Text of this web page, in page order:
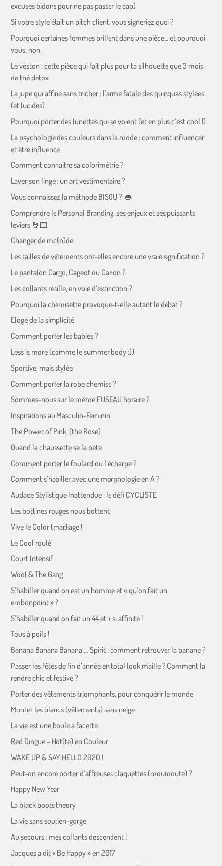
excuses bidons pour ne pas passer le cap)
Si votre style était un pitch client, vous signeriez quoi ?
Pourquoi certaines femmes brillent dans une pièce… et pourquoi
vous, non.
Le veston : cette pièce qui fait plus pour ta silhouette que 3 mois
de thé detox
La jupe qui affine sans tricher : l’arme fatale des quinquas stylées
(et lucides)
Pourquoi porter des lunettes qui se voient (et en plus c’est cool !)
La psychologie des couleurs dans la mode : comment influencer
et être influencé
Comment connaitre sa colorimétrie ?
Laver son linge : un art vestimentaire ?
Vous connaissez la méthode BISOU ? 👄
Comprendre le Personal Branding, ses enjeux et ses puissants
leviers 🤘🏻
Changer de mo(n)de
Les tailles de vêtements ont-elles encore une vraie signification ?
Le pantalon Cargo, Cageot ou Canon ?
Les collants résille, en voie d’extinction ?
Pourquoi la chemisette provoque-t-elle autant le débat ?
Eloge de la simplicité
Comment porter les babies ?
Less is more (comme le summer body :))
Sportive, mais stylée
Comment porter la robe chemise ?
Sommes-nous sur le même FUSEAU horaire ?
Inspirations au Masculin-Féminin
The Power of Pink, (the Rose)
Quand la chaussette se la pète
Comment porter le foulard ou l’écharpe ?
Comment s’habiller avec une morphologie en A ?
Audace Stylistique Inattendue : le défi CYCLISTE
Les bottines rouges nous bottent
Vive le Color (mar)iage !
Le Cool roulé
Court Intensif
Wool & The Gang
S’habiller quand on est un homme et « qu’on fait un
embonpoint » ?
S’habiller quand on fait un 44 et + si affinité !
Tous à poils !
Banana Banana Banana … Spirit : comment retrouver la banane ?
Passer les fêtes de fin d’année en total look maille ? Comment la
rendre chic et festive ?
Porter des vêtements triomphants, pour conquérir le monde
Monter les blancs (vêtements) sans neige
La vie est une boule à facette
Red Dingue – Hot(te) en Couleur
WAKE UP & SAY HELLO 2020 !
Peut-on encore porter d’affreuses claquettes (moumoute) ?
Happy New Year
La black boots theory
La vie sans soutien-gorge
Au secours : mes collants descendent !
Jacques a dit « Be Happy » en 2017